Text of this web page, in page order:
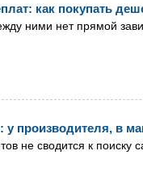
как покупать
ними нет прямой
у производителя, в
не сводится к поиску